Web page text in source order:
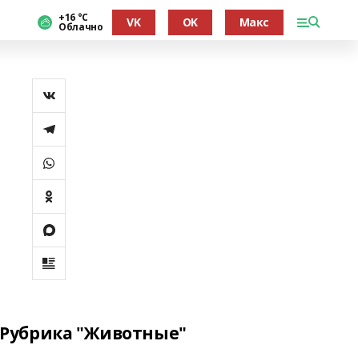
+16 °С
Облачно VK OK Макс
Рубрика "Животные"